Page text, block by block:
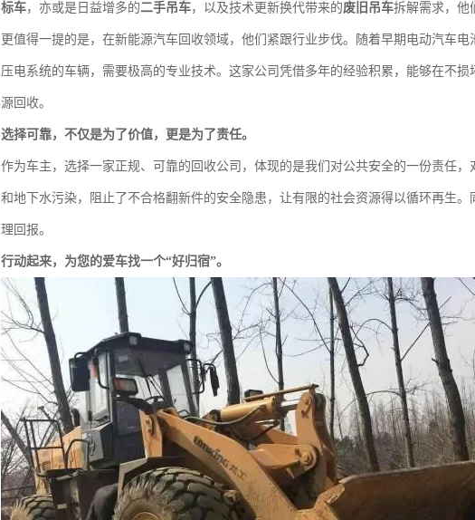
标车，亦或是日益增多的二手吊车，以及技术更新换代带来的废旧吊车拆解需求，他
更值得一提的是，在新能源汽车回收领域，他们紧跟行业步伐。随着早期电动汽车
压电系统的车辆，需要极高的专业技术。这家公司凭借多年的经验积累，能够在不
源回收。
选择可靠，不仅是为了价值，更是为了责任。
作为车主，选择一家正规、可靠的回收公司，体现的是我们对公共安全的一份责任
和地下水污染，阻止了不合格翻新件的安全隐患，让有限的社会资源得以循环再生
理回报。
行动起来，为您的爱车找一个“好归宿”。